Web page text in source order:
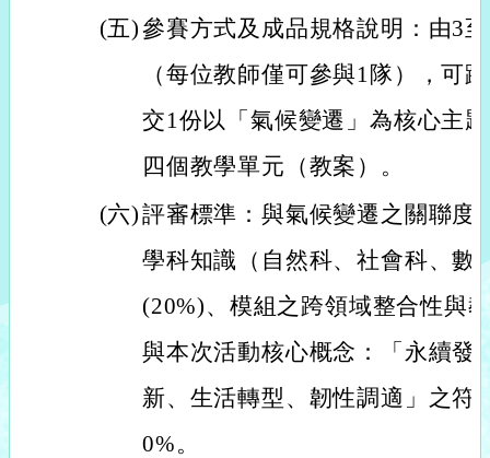
(五)參賽方式及成品規格說明：由3
（每位教師僅可參與1隊），可
交1份以「氣候變遷」為核心主
四個教學單元（教案）。
(六)評審標準：與氣候變遷之關聯度
學科知識（自然科、社會科、數
(20%)、模組之跨領域整合性與
與本次活動核心概念：「永續發
新、生活轉型、韌性調適」之符
0%。